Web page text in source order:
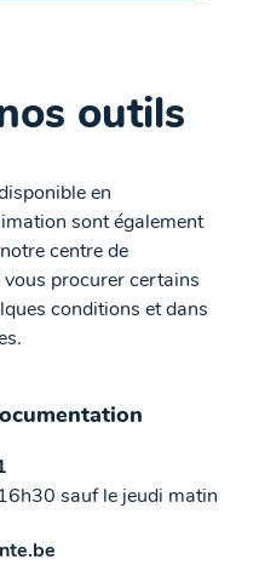
outils
en
sont également
centre de
procurer certains
conditions et dans
sauf le jeudi matin